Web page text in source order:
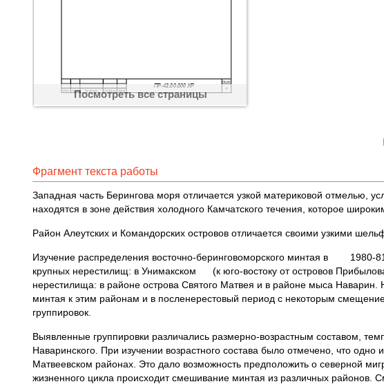
Посмотреть все страницы
Фрагмент текста работы
Западная часть Берингова моря отличается узкой материковой
находятся в зоне действия холодного Камчатского течения, которое
Район Алеутских и Командорских островов отличается своими узкими
Изучение распределения восточно-беринговоморского минтая в 1980-
крупных нерестилищ: в Унимакском (к юго-востоку от островов
нерестилища: в районе острова Святого Матвея и в районе мыса
минтая к этим районам и в посленерестовый период с некоторым
группировок.
Выявленные группировки различались размерно-возрастным составом,
Наваринского. При изучении возрастного состава было отмечено, что
Матвеевском районах. Это дало возможность предположить о северной
жизненного цикла происходит смешивание минтая из различных